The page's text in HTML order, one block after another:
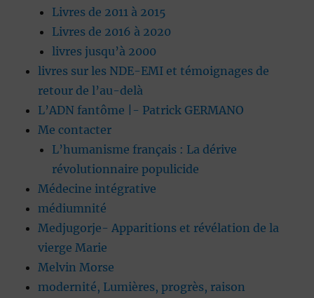
Livres de 2011 à 2015
Livres de 2016 à 2020
livres jusqu’à 2000
livres sur les NDE-EMI et témoignages de
retour de l’au-delà
L’ADN fantôme |- Patrick GERMANO
Me contacter
L’humanisme français : La dérive
révolutionnaire populicide
Médecine intégrative
médiumnité
Medjugorje- Apparitions et révélation de la
vierge Marie
Melvin Morse
modernité, Lumières, progrès, raison